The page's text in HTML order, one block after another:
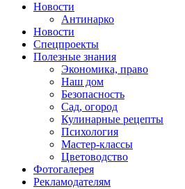
Новости
Антинарко
Новости
Спецпроекты
Полезные знания
Экономика, право
Наш дом
Безопасность
Сад, огород
Кулинарные рецепты
Психология
Мастер-классы
Цветоводство
Фотогалерея
Рекламодателям